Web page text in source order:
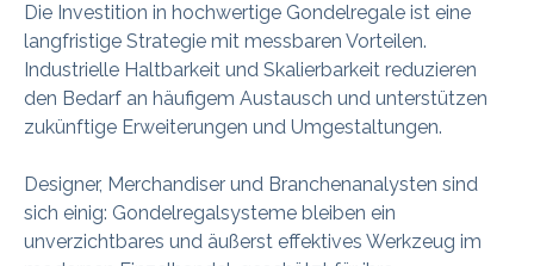
Die Investition in hochwertige Gondelregale ist eine
langfristige Strategie mit messbaren Vorteilen.
Industrielle Haltbarkeit und Skalierbarkeit reduzieren
den Bedarf an häufigem Austausch und unterstützen
zukünftige Erweiterungen und Umgestaltungen.
Designer, Merchandiser und Branchenanalysten sind
sich einig: Gondelregalsysteme bleiben ein
unverzichtbares und äußerst effektives Werkzeug im